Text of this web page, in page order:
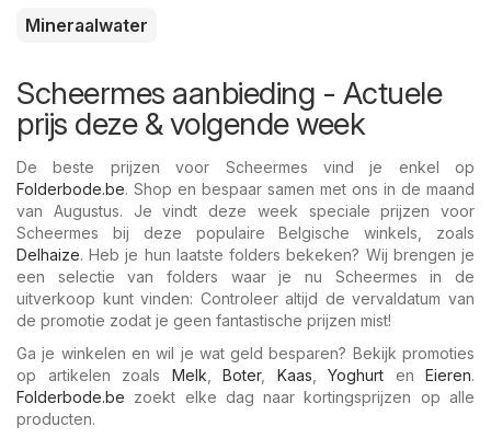
Mineraalwater
Scheermes aanbieding - Actuele
prijs deze & volgende week
De beste prijzen voor Scheermes vind je enkel op
Folderbode.be. Shop en bespaar samen met ons in de maand
van Augustus. Je vindt deze week speciale prijzen voor
Scheermes bij deze populaire Belgische winkels, zoals
Delhaize. Heb je hun laatste folders bekeken? Wij brengen je
een selectie van folders waar je nu Scheermes in de
uitverkoop kunt vinden: Controleer altijd de vervaldatum van
de promotie zodat je geen fantastische prijzen mist!
Ga je winkelen en wil je wat geld besparen? Bekijk promoties
op artikelen zoals Melk Boter, Kaas Yoghurt en Eieren.
Folderbode.be zoekt elke dag naar kortingsprijzen op alle
producten.